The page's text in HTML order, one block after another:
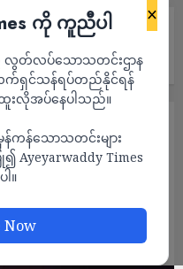
×
ကို ကူညီပါ
တ်လပ်သောသတင်းဌာန
လက်ရှင်သန်ရပ်တည်နိုင်ရန်
လိုအပ်နေပါသည်။
ကန်သောသတင်းများ
Ayeyarwaddy Times
။
Now
းဒဏ်ရာရရှိ
စ်ဌာနချုပ်
တပ်ဖွဲ့ဝင် ၅ ဦးသေ
ာရရှိ